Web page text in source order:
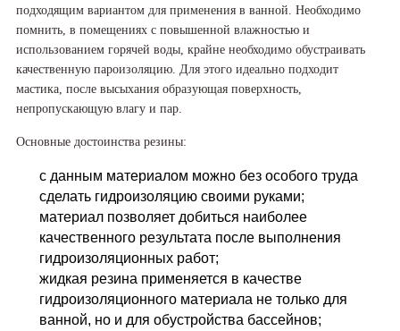
подходящим вариантом для применения в ванной. Необходимо
помнить, в помещениях с повышенной влажностью и
использованием горячей воды, крайне необходимо обустраивать
качественную пароизоляцию. Для этого идеально подходит
мастика, после высыхания образующая поверхность,
непропускающую влагу и пар.
Основные достоинства резины:
с данным материалом можно без особого труда
сделать гидроизоляцию своими руками;
материал позволяет добиться наиболее
качественного результата после выполнения
гидроизоляционных работ;
жидкая резина применяется в качестве
гидроизоляционного материала не только для
ванной, но и для обустройства бассейнов;